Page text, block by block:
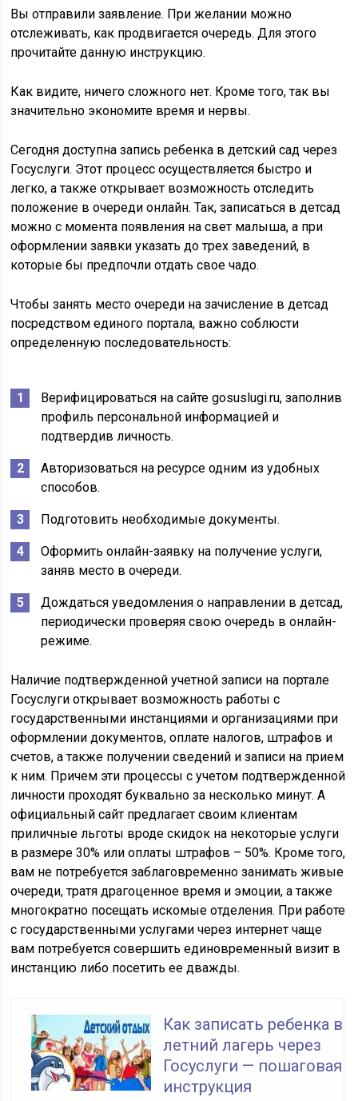
Вы отправили заявление. При желании можно
отслеживать, как продвигается очередь. Для этого
прочитайте данную инструкцию.
Как видите, ничего сложного нет. Кроме того, так вы
значительно экономите время и нервы.
Сегодня доступна запись ребенка в детский сад через
Госуслуги. Этот процесс осуществляется быстро и
легко, а также открывает возможность отследить
положение в очереди онлайн. Так, записаться в детсад
можно с момента появления на свет малыша, а при
оформлении заявки указать до трех заведений, в
которые бы предпочли отдать свое чадо.
Чтобы занять место очереди на зачисление в детсад
посредством единого портала, важно соблюсти
определенную последовательность:
Верифицироваться на сайте gosuslugi.ru, заполнив
профиль персональной информацией и
подтвердив личность.
Авторизоваться на ресурсе одним из удобных
способов.
Подготовить необходимые документы.
Оформить онлайн-заявку на получение услуги,
заняв место в очереди.
Дождаться уведомления о направлении в детсад,
периодически проверяя свою очередь в онлайн-
режиме.
Наличие подтвержденной учетной записи на портале
Госуслуги открывает возможность работы с
государственными инстанциями и организациями при
оформлении документов, оплате налогов, штрафов и
счетов, а также получении сведений и записи на прием
к ним. Причем эти процессы с учетом подтвержденной
личности проходят буквально за несколько минут. А
официальный сайт предлагает своим клиентам
приличные льготы вроде скидок на некоторые услуги
в размере 30% или оплаты штрафов – 50%. Кроме того,
вам не потребуется заблаговременно занимать живые
очереди, тратя драгоценное время и эмоции, а также
многократно посещать искомые отделения. При работе
с государственными услугами через интернет чаще
вам потребуется совершить единовременный визит в
инстанцию либо посетить ее дважды.
Как записать ребенка в
летний лагерь через
Госуслуги — пошаговая
инструкция